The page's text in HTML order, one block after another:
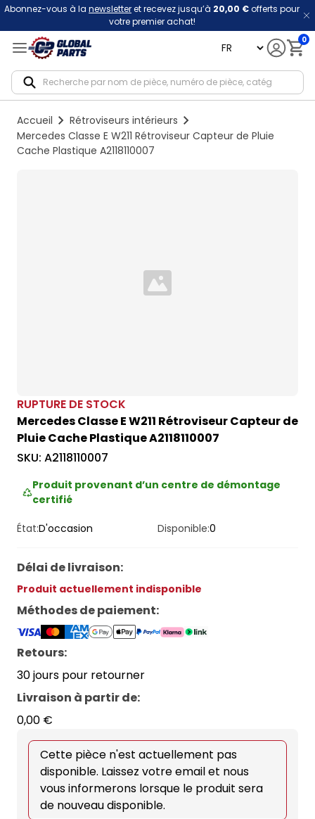
Abonnez-vous à la newsletteret recevez jusqu’à 20,00 €offerts pour
votre premier achat!
language 0
Accueil
Rétroviseurs intérieurs
Mercedes Classe E W211 Rétroviseur Capteur de Pluie
Cache Plastique A2118110007
Loading...
RUPTURE DE STOCK
Mercedes Classe E W211 Rétroviseur Capteur de
Pluie Cache Plastique A2118110007
SKU: A2118110007
Produit provenant d’un centre de démontage
certifié
État:D'occasion Disponible:0
Délai de livraison:
Produit actuellement indisponible
Méthodes de paiement:
Retours:
30 jours pour retourner
Livraison à partir de:
0,00 €
Cette pièce n'est actuellement pas
disponible. Laissez votre email et nous
vous informerons lorsque le produit sera
de nouveau disponible.